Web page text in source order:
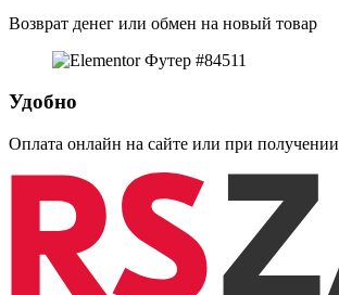
Возврат денег или обмен на новый товар
Удобно
Оплата онлайн на сайте или при получении